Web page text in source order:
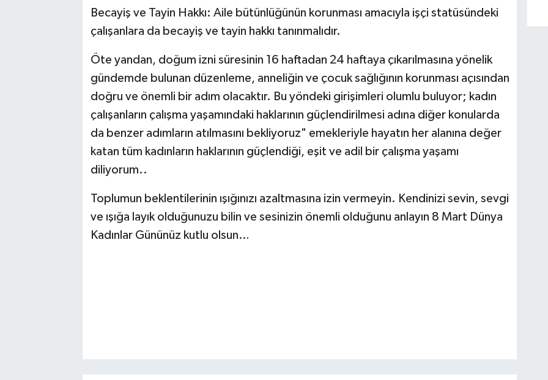
Becayiş ve Tayin Hakkı: Aile bütünlüğünün korunması amacıyla işçi statüsündeki
çalışanlara da becayiş ve tayin hakkı tanınmalıdır.
Öte yandan, doğum izni süresinin 16 haftadan 24 haftaya çıkarılmasına yönelik
gündemde bulunan düzenleme, anneliğin ve çocuk sağlığının korunması açısından
doğru ve önemli bir adım olacaktır. Bu yöndeki girişimleri olumlu buluyor; kadın
çalışanların çalışma yaşamındaki haklarının güçlendirilmesi adına diğer konularda
da benzer adımların atılmasını bekliyoruz" emekleriyle hayatın her alanına değer
katan tüm kadınların haklarının güçlendiği, eşit ve adil bir çalışma yaşamı
diliyorum..
Toplumun beklentilerinin ışığınızı azaltmasına izin vermeyin. Kendinizi sevin, sevgi
ve ışığa layık olduğunuzu bilin ve sesinizin önemli olduğunu anlayın 8 Mart Dünya
Kadınlar Gününüz kutlu olsun…